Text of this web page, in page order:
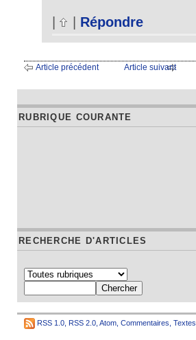
Répondre
Article précédent Article suivant
RUBRIQUE COURANTE
RECHERCHE D'ARTICLES
RSS 1.0 RSS 2.0 Atom Commentaires Textes